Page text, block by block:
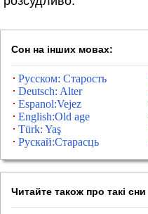
Сон на інших мовах:
Русском: Старость
Deutsch: Alter
Espanol:Vejez
English:Old age
Türk: Yaş
Рускай:Старасць
Читайте також про такі сни